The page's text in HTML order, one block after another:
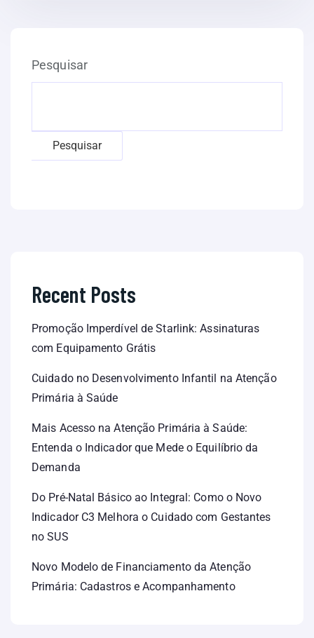
Pesquisar
Pesquisar
Recent Posts
Promoção Imperdível de Starlink: Assinaturas
com Equipamento Grátis
Cuidado no Desenvolvimento Infantil na Atenção
Primária à Saúde
Mais Acesso na Atenção Primária à Saúde:
Entenda o Indicador que Mede o Equilíbrio da
Demanda
Do Pré-Natal Básico ao Integral: Como o Novo
Indicador C3 Melhora o Cuidado com Gestantes
no SUS
Novo Modelo de Financiamento da Atenção
Primária: Cadastros e Acompanhamento